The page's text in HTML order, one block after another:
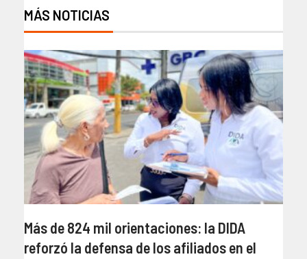
MÁS NOTICIAS
Más de 824 mil orientaciones: la DIDA
reforzó la defensa de los afiliados en el